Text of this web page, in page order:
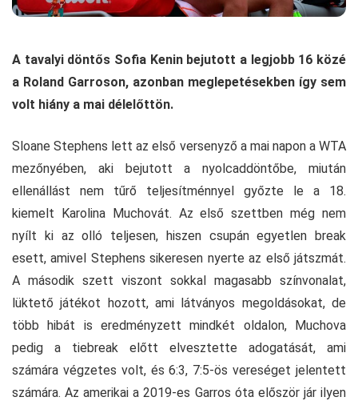
A tavalyi döntős Sofia Kenin bejutott a legjobb 16 közé
a Roland Garroson, azonban meglepetésekben így sem
volt hiány a mai délelőttön.
Sloane Stephens lett az első versenyző a mai napon a WTA
mezőnyében, aki bejutott a nyolcaddöntőbe, miután
ellenállást nem tűrő teljesítménnyel győzte le a 18.
kiemelt Karolina Muchovát. Az első szettben még nem
nyílt ki az olló teljesen, hiszen csupán egyetlen break
esett, amivel Stephens sikeresen nyerte az első játszmát.
A második szett viszont sokkal magasabb színvonalat,
lüktető játékot hozott, ami látványos megoldásokat, de
több hibát is eredményzett mindkét oldalon, Muchova
pedig a tiebreak előtt elvesztette adogatását, ami
számára végzetes volt, és 6:3, 7:5-ös vereséget jelentett
számára. Az amerikai a 2019-es Garros óta először jár ilyen